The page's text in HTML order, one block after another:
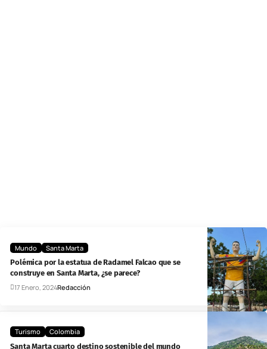
Mundo
Santa Marta
Polémica por la estatua de Radamel Falcao que se
construye en Santa Marta, ¿se parece?
17 Enero, 2024Redacción
Turismo
Colombia
Santa Marta cuarto destino sostenible del mundo